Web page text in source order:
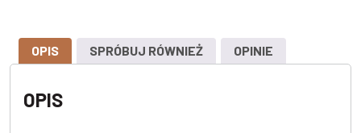
OPIS SPRÓBUJ RÓWNIEŻ OPINIE
OPIS